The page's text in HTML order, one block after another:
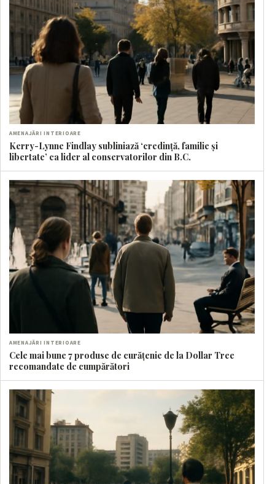
AMENAJĂRI INTERIOARE
Kerry-Lynne Findlay subliniază ‘credință, familie și
libertate’ ca lider al conservatorilor din B.C.
AMENAJĂRI INTERIOARE
Cele mai bune 7 produse de curățenie de la Dollar Tree
recomandate de cumpărători